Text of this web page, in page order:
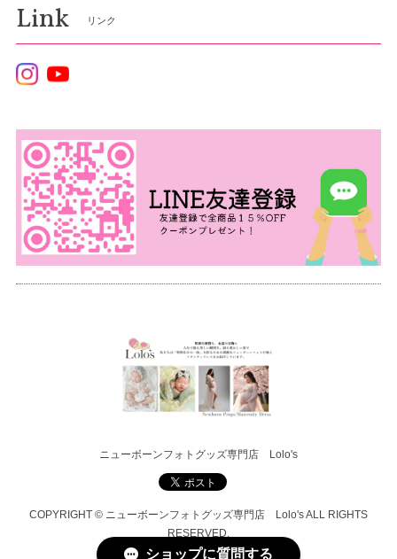
Link リンク
ニューボーンフォトグッズ専門店 Lolo's
COPYRIGHT © ニューボーンフォトグッズ専門店 Lolo's ALL RIGHTS
RESERVED.
ショップに質問する